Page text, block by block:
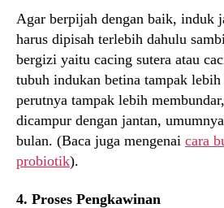
Agar berpijah dengan baik, induk
harus dipisah terlebih dahulu
bergizi yaitu cacing sutera atau
tubuh indukan betina tampak lebih
perutnya tampak lebih
dicampur dengan jantan,
bulan. (Baca juga mengenai cara
probiotik).
4. Proses Pengkawinan